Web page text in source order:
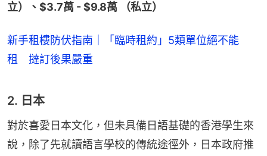
立）、$3.7萬 - $9.8萬 （私立）
新手租樓防伏指南｜「臨時租約」5類單位絕不能
租 撻訂後果嚴重
2. 日本
對於喜愛日本文化，但未具備日語基礎的香港學生來
說，除了先就讀語言學校的傳統途徑外，日本政府推